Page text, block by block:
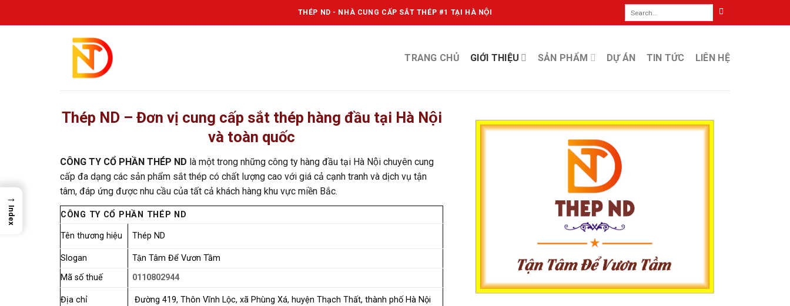
THÉP ND - NHÀ CUNG CẤP SẮT THÉP #1 TẠI HÀ NỘI
TRANG CHỦ GIỚI THIỆU SẢN PHẨM DỰ ÁN TIN TỨC LIÊN HỆ
Thép ND – Đơn vị cung cấp sắt thép hàng đầu tại Hà Nội
và toàn quốc
CÔNG TY CỔ PHẦN THÉP ND là một trong những công ty hàng đầu tại Hà Nội chuyên cung
cấp đa dạng các sản phẩm sắt thép có chất lượng cao với giá cả cạnh tranh và dịch vụ tận
tâm, đáp ứng được nhu cầu của tất cả khách hàng khu vực miền Bắc.
CÔNG TY CỔ PHẦN THÉP ND
Tên thương hiệu Thép ND
Slogan
Tận Tâm Để Vươn Tầm
Mã số thuế
0110802944
Địa chỉ Đường 419, Thôn Vĩnh Lộc, xã Phùng Xá, huyện Thạch Thất, thành phố Hà Nội
→
Index